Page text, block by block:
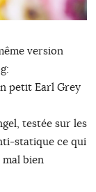
version
petit Earl Grey
testée sur les
statique ce qui
bien